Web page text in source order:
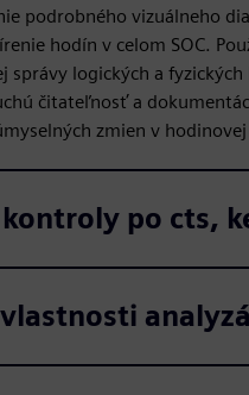
podrobného vizuálneho
hodín v celom SOC.
logických a
čitateľnosť a
zmien v
po cts,